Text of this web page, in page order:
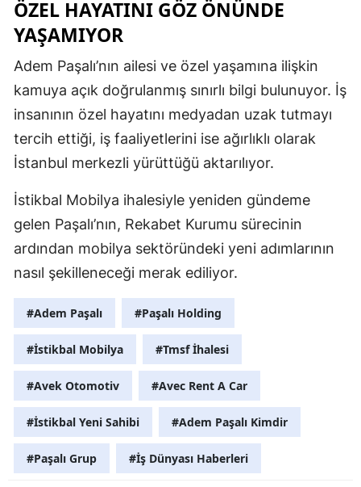
ÖZEL HAYATINI GÖZ ÖNÜNDE
YAŞAMIYOR
Adem Paşalı’nın ailesi ve özel yaşamına ilişkin
kamuya açık doğrulanmış sınırlı bilgi bulunuyor. İş
insanının özel hayatını medyadan uzak tutmayı
tercih ettiği, iş faaliyetlerini ise ağırlıklı olarak
İstanbul merkezli yürüttüğü aktarılıyor.
İstikbal Mobilya ihalesiyle yeniden gündeme
gelen Paşalı’nın, Rekabet Kurumu sürecinin
ardından mobilya sektöründeki yeni adımlarının
nasıl şekilleneceği merak ediliyor.
#Adem Paşalı #Paşalı Holding
#İstikbal Mobilya #Tmsf İhalesi
#Avek Otomotiv #Avec Rent A Car
#İstikbal Yeni Sahibi #Adem Paşalı Kimdir
#Paşalı Grup #İş Dünyası Haberleri